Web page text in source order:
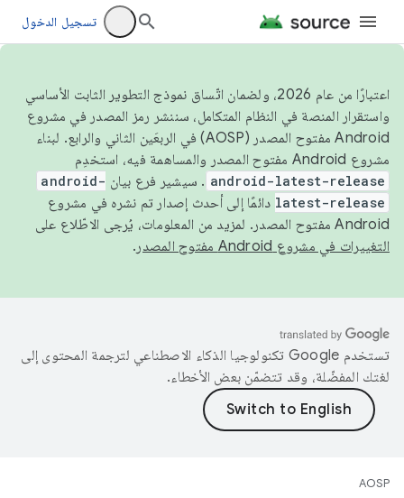
تسجيل الدخول
اعتبارًا من عام 2026، ولضمان اتّساق نموذج التطوير الثابت الأساسي
واستقرار المنصة في النظام المتكامل، سننشر رمز المصدر في مشروع
Android مفتوح المصدر (AOSP) في الربعَين الثاني والرابع. لبناء
مشروع Android مفتوح المصدر والمساهمة فيه، استخدِم
android-latest-release . سيشير فرع بيان android-
latest-release دائمًا إلى أحدث إصدار تم نشره في مشروع
Android مفتوح المصدر. لمزيد من المعلومات، يُرجى الاطّلاع على
التغييرات في مشروع Android مفتوح المصدر
.
تستخدم Google تكنولوجيا الذكاء الاصطناعي لترجمة المحتوى إلى
لغتك المفضّلة، وقد تتضمّن بعض الأخطاء.
AOSP